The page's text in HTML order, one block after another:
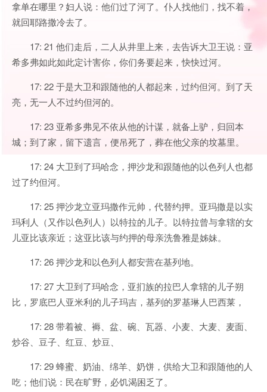
拿单在哪里？妇人说：他们过了河了。仆人找他们，找不着，
就回耶路撒冷去了。
17: 21 他们走后，二人从井里上来，去告诉大卫王说：亚
希多弗如此如此定计害你，你们务要起来，快快过河。
17: 22 于是大卫和跟随他的人都起来，过约但河。到了天
亮，无一人不过约但河的。
17: 23 亚希多弗见不依从他的计谋，就备上驴，归回本
城；到了家，留下遗言，便吊死了，葬在他父亲的坟墓里。
17: 24 大卫到了玛哈念，押沙龙和跟随他的以色列人也都
过了约但河。
17: 25 押沙龙立亚玛撒作元帅，代替约押。亚玛撒是以实
玛利人（又作以色列人）以特拉的儿子。以特拉曾与拿辖的女
儿亚比该亲近；这亚比该与约押的母亲洗鲁雅是姊妹。
17: 26 押沙龙和以色列人都安营在基列地。
17: 27 大卫到了玛哈念，亚扪族的拉巴人拿辖的儿子朔
比，罗底巴人亚米利的儿子玛吉，基列的罗基琳人巴西莱，
17: 28 带着被、褥、盆、碗、瓦器、小麦、大麦、麦面、
炒谷、豆子、红豆、炒豆、
17: 29 蜂蜜、奶油、绵羊、奶饼，供给大卫和跟随他的人
吃；他们说：民在旷野，必饥渴困乏了。